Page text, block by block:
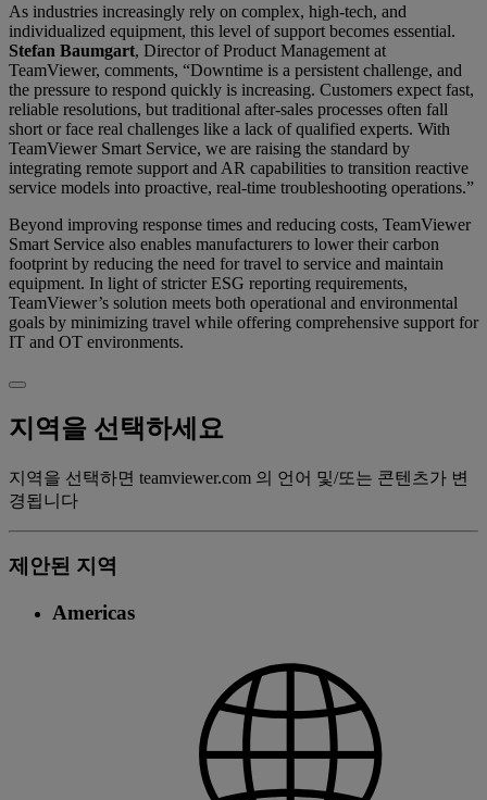
As industries increasingly rely on complex, high-tech, and
individualized equipment, this level of support becomes essential.
Stefan Baumgart, Director of Product Management at
TeamViewer, comments, “Downtime is a persistent challenge, and
the pressure to respond quickly is increasing. Customers expect fast,
reliable resolutions, but traditional after-sales processes often fall
short or face real challenges like a lack of qualified experts. With
TeamViewer Smart Service, we are raising the standard by
integrating remote support and AR capabilities to transition reactive
service models into proactive, real-time troubleshooting operations.”
Beyond improving response times and reducing costs, TeamViewer
Smart Service also enables manufacturers to lower their carbon
footprint by reducing the need for travel to service and maintain
equipment. In light of stricter ESG reporting requirements,
TeamViewer’s solution meets both operational and environmental
goals by minimizing travel while offering comprehensive support for
IT and OT environments.
지역을 선택하세요
지역을 선택하면 teamviewer.com 의 언어 및/또는 콘텐츠가 변
경됩니다
제안된 지역
Americas